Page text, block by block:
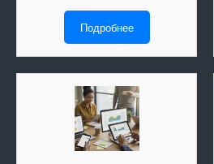
Подробнее